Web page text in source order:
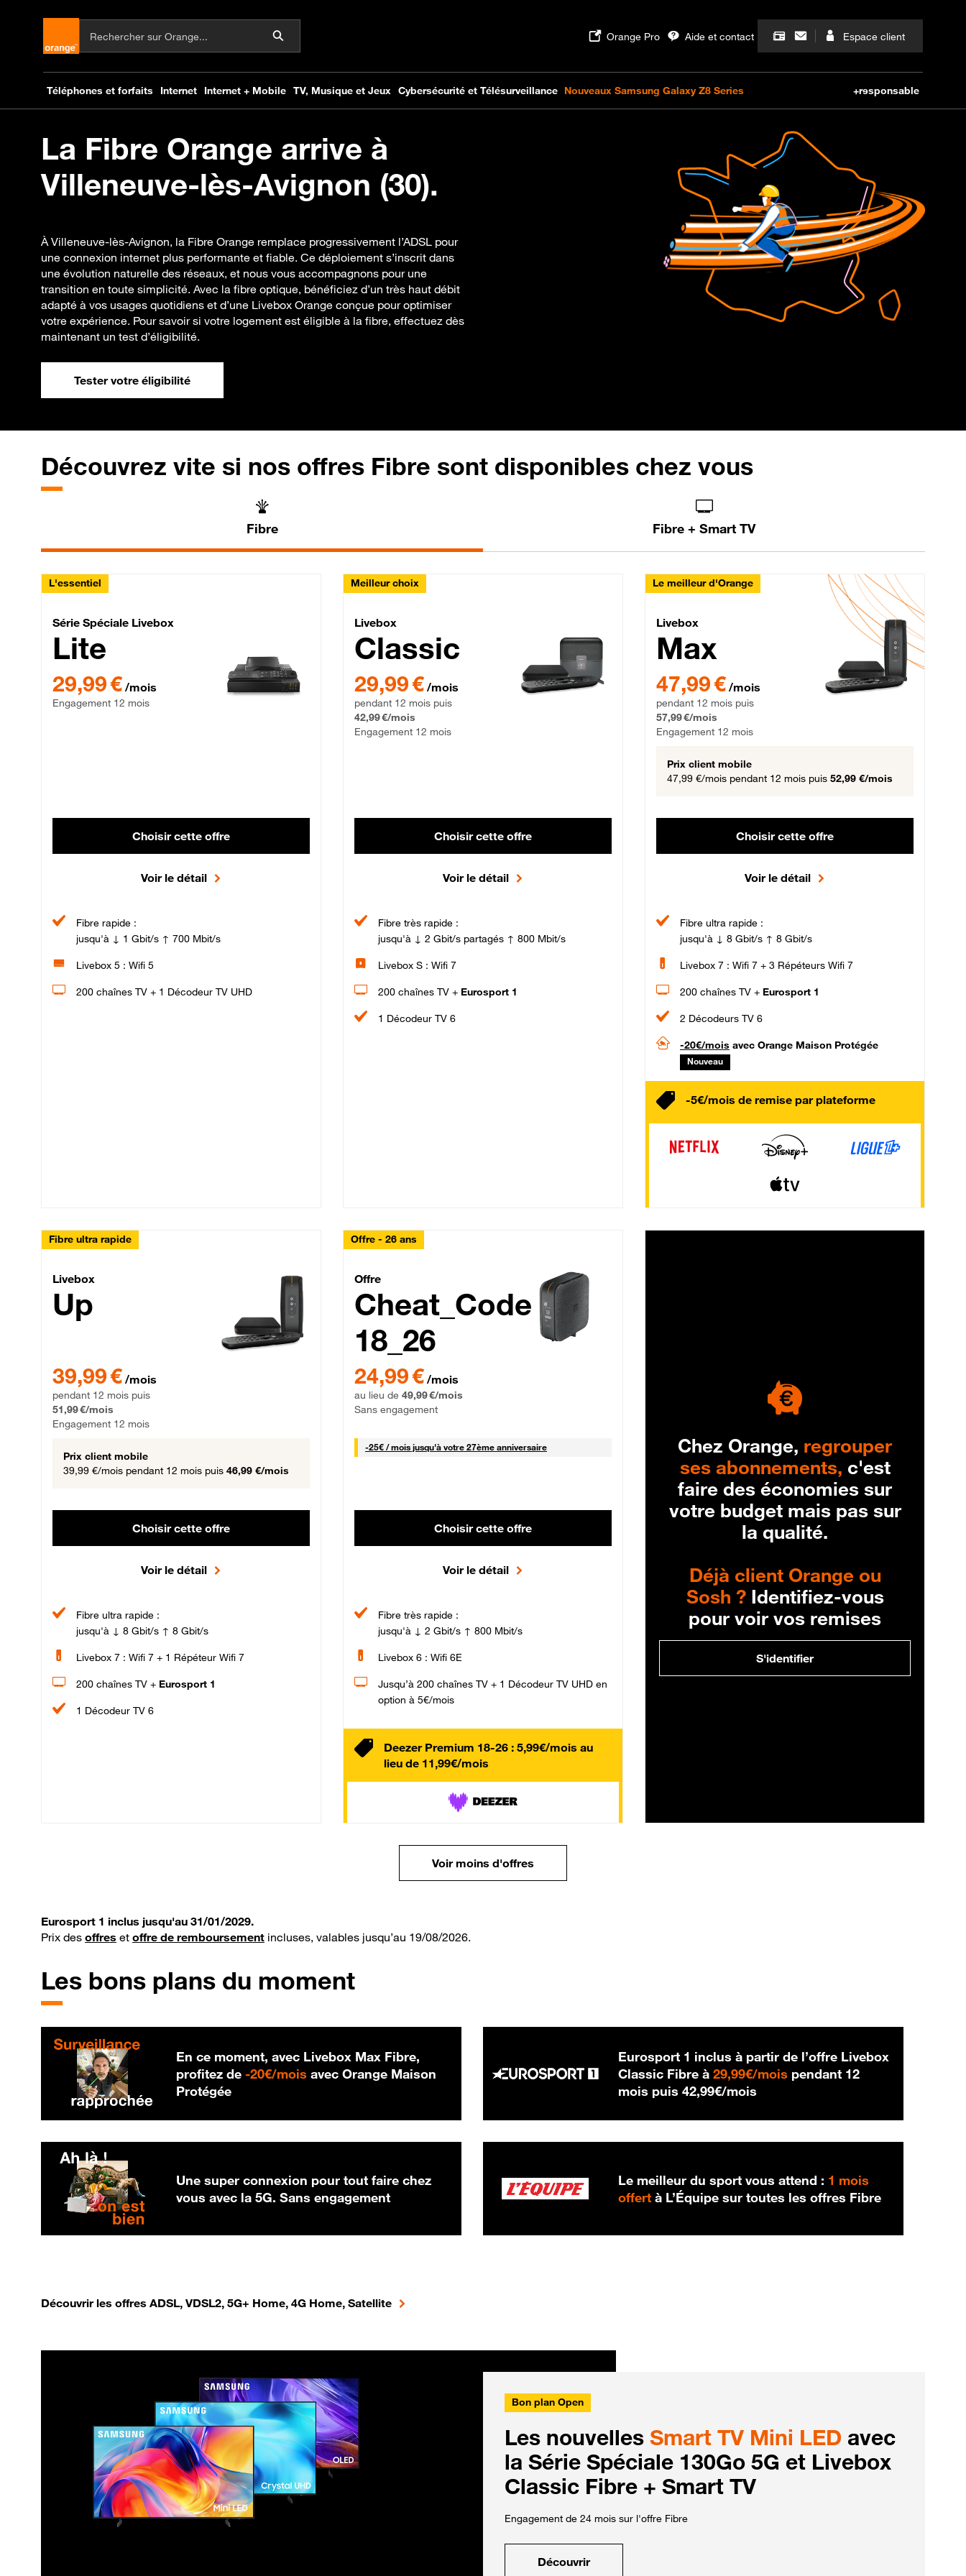
La Fibre Orange arrive à
Villeneuve-lès-Avignon (30).
À Villeneuve-lès-Avignon, la Fibre Orange remplace progressivement l’ADSL pour
une connexion internet plus performante et fiable. Ce déploiement s’inscrit dans
une évolution naturelle des réseaux, et nous vous accompagnons pour une
transition en toute simplicité. Avec la fibre optique, bénéficiez d’un très haut débit
adapté à vos usages quotidiens et d’une Livebox Orange conçue pour optimiser
votre expérience. Pour savoir si votre logement est éligible à la fibre, effectuez dès
maintenant un test d’éligibilité.
Tester votre éligibilité
Découvrez vite si nos offres Fibre sont disponibles chez vous
Fibre Fibre + Smart TV
L'essentiel
Série Spéciale Livebox Lite Fibre
Série Spéciale Livebox
Lite
29,99 € par mois , Engagement 12 mois
29,99 € /mois
Engagement 12 mois
Choisir cette offre
Voir le détail
Fibre rapide :
jusqu'à ↓ 1 Gbit/s ↑ 700 Mbit/s
Livebox 5 : Wifi 5
200 chaînes TV + 1 Décodeur TV UHD
Meilleur choix
Livebox Classic Fibre
Livebox
Classic
29,99 € par mois pendant 12 mois puis 42,99 € par mois, Engagement 12 mois
29,99 € /mois
pendant 12 mois puis
42,99 €/mois
Engagement 12 mois
Choisir cette offre
Voir le détail
Fibre très rapide :
jusqu'à ↓ 2 Gbit/s partagés ↑ 800 Mbit/s
Livebox S : Wifi 7
200 chaînes TV + Eurosport 1
1 Décodeur TV 6
Le meilleur d'Orange
Livebox Max Fibre
Livebox
Max
47,99 € par mois pendant 12 mois puis 57,99 € par mois,
47,99 € /mois
pendant 12 mois puis
57,99 €/mois
Engagement 12 mois
Prix client mobile
47,99 €/mois pendant 12 mois puis 52,99 €/mois
Choisir cette offre
Voir le détail
Fibre ultra rapide :
jusqu'à ↓ 8 Gbit/s ↑ 8 Gbit/s
Livebox 7 : Wifi 7 + 3 Répéteurs Wifi 7
200 chaînes TV + Eurosport 1
2 Décodeurs TV 6
-20€/mois avec Orange Maison Protégée
Nouveau
-5€/mois de remise par plateforme
Fibre ultra rapide
Livebox Up Fibre
Livebox
Up
39,99 € /mois
pendant 12 mois puis
51,99 €/mois
Engagement 12 mois
Prix client mobile
39,99 €/mois pendant 12 mois puis 46,99 €/mois
Choisir cette offre
Voir le détail
Fibre ultra rapide :
jusqu'à ↓ 8 Gbit/s ↑ 8 Gbit/s
Livebox 7 : Wifi 7 + 1 Répéteur Wifi 7
200 chaînes TV + Eurosport 1
1 Décodeur TV 6
Offre - 26 ans
Cheat_Code Fibre_18_26
Offre
Cheat_Code
18_26
24,99 € /mois
au lieu de 49,99 €/mois
Sans engagement
-25€ / mois25 € par mois
jusqu'à votre 27ème anniversaire
Choisir cette offre
Voir le détail
Fibre très rapide :
jusqu'à ↓ 2 Gbit/s ↑ 800 Mbit/s
Livebox 6 : Wifi 6E
Jusqu’à 200 chaînes TV + 1 Décodeur TV UHD en
option à 5€/mois
Deezer Premium 18-26 : 5,99€/mois au
lieu de 11,99€/mois
Chez Orange, regrouper
ses abonnements, c'est
faire des économies sur
votre budget mais pas sur
la qualité.
Déjà client Orange ou
Sosh ?Identifiez-vous
pour voir vos remises
S'identifier
Voir moins d'offres
Eurosport 1 inclus jusqu'au 31/01/2029.
Prix des offres et offre de remboursement incluses, valables jusqu’au 19/08/2026.
Les bons plans du moment
En ce moment, avec Livebox Max Fibre,
profitez de -20€/mois 20 € par mois
avec Orange Maison
Protégée
Eurosport 1 inclus à partir de l’offre Livebox
Classic Fibre à29,99€/mois 29,99 € par mois
pendant 12
mois puis42,99€/mois
Une super connexion pour tout faire chez
vous avec la 5G. Sans engagement
Le meilleur du sport vous attend : 1 mois
offert à L’Équipe sur toutes les offres Fibre
Découvrir les offres ADSL, VDSL2, 5G+ Home, 4G Home, Satellite
Bon plan Open
Les nouvelles Smart TV Mini LED avec
la Série Spéciale 130Go 5G et Livebox
Classic Fibre + Smart TV
Engagement de 24 mois sur l'offre Fibre
Découvrir